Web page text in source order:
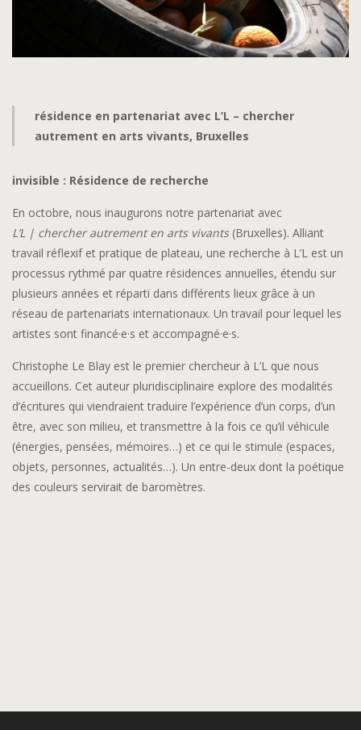
résidence en partenariat avec L’L – chercher
autrement en arts vivants, Bruxelles
invisible : Résidence de recherche
En octobre, nous inaugurons notre partenariat avec
L’L | chercher autrement en arts vivants(Bruxelles). Alliant
travail réflexif et pratique de plateau, une recherche à L’L est un
processus rythmé par quatre résidences annuelles, étendu sur
plusieurs années et réparti dans différents lieux grâce à un
réseau de partenariats internationaux. Un travail pour lequel les
artistes sont financé·e·s et accompagné·e·s.
Christophe Le Blay est le premier chercheur à L’L que nous
accueillons. Cet auteur pluridisciplinaire explore des modalités
d’écritures qui viendraient traduire l’expérience d’un corps, d’un
être, avec son milieu, et transmettre à la fois ce qu’il véhicule
(énergies, pensées, mémoires…) et ce qui le stimule (espaces,
objets, personnes, actualités…). Un entre-deux dont la poétique
des couleurs servirait de baromètres.